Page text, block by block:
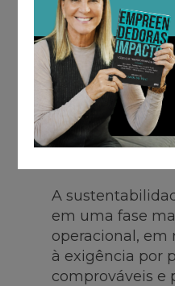
acessório e
estratégia dos
corporativos,
reforçando os
e a coerência
prática e
A
em uma fase
operacional, em
à exigência por
comprováveis e